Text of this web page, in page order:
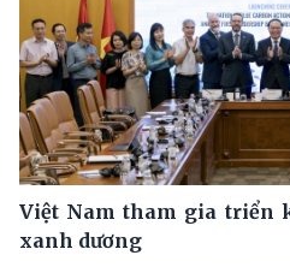
Việt Nam tham gia triển
xanh dương